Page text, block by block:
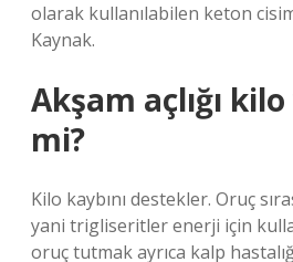
olarak kullanılabilen keton
Kaynak.
Akşam açlığı
mi?
Kilo kaybını destekler. Oruç
yani trigliseritler enerji için
oruç tutmak ayrıca kalp